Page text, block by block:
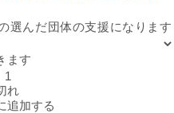
選んだ団体の支援になります
ます
れ
追加する